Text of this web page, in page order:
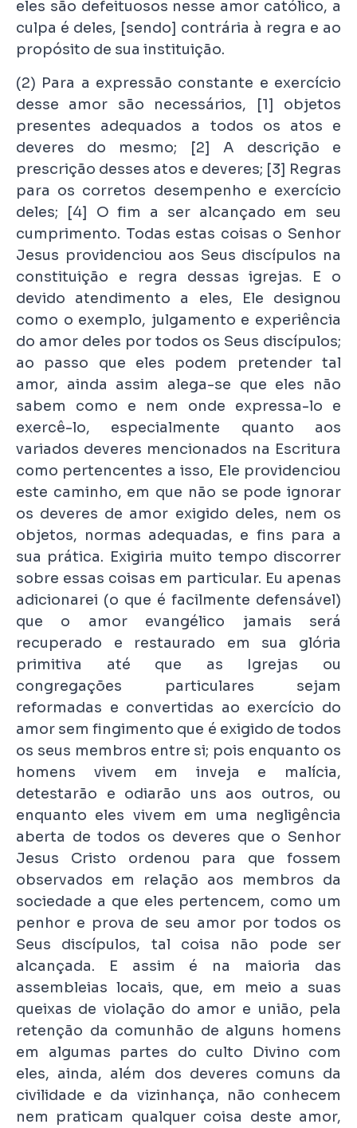
eles são defeituosos nesse amor católico, a
culpa é deles, [sendo] contrária à regra e ao
propósito de sua instituição.
(2) Para a expressão constante e exercício
desse amor são necessários, [1] objetos
presentes adequados a todos os atos e
deveres do mesmo; [2] A descrição e
prescrição desses atos e deveres; [3] Regras
para os corretos desempenho e exercício
deles; [4] O fim a ser alcançado em seu
cumprimento. Todas estas coisas o Senhor
Jesus providenciou aos Seus discípulos na
constituição e regra dessas igrejas. E o
devido atendimento a eles, Ele designou
como o exemplo, julgamento e experiência
do amor deles por todos os Seus discípulos;
ao passo que eles podem pretender tal
amor, ainda assim alega-se que eles não
sabem como e nem onde expressa-lo e
exercê-lo, especialmente quanto aos
variados deveres mencionados na Escritura
como pertencentes a isso, Ele providenciou
este caminho, em que não se pode ignorar
os deveres de amor exigido deles, nem os
objetos, normas adequadas, e fins para a
sua prática. Exigiria muito tempo discorrer
sobre essas coisas em particular. Eu apenas
adicionarei (o que é facilmente defensável)
que o amor evangélico jamais será
recuperado e restaurado em sua glória
primitiva até que as Igrejas ou
congregações particulares sejam
reformadas e convertidas ao exercício do
amor sem fingimento que é exigido de todos
os seus membros entre si; pois enquanto os
homens vivem em inveja e malícia,
detestarão e odiarão uns aos outros, ou
enquanto eles vivem em uma negligência
aberta de todos os deveres que o Senhor
Jesus Cristo ordenou para que fossem
observados em relação aos membros da
sociedade a que eles pertencem, como um
penhor e prova de seu amor por todos os
Seus discípulos, tal coisa não pode ser
alcançada. E assim é na maioria das
assembleias locais, que, em meio a suas
queixas de violação do amor e união, pela
retenção da comunhão de alguns homens
em algumas partes do culto Divino com
eles, ainda, além dos deveres comuns da
civilidade e da vizinhança, não conhecem
nem praticam qualquer coisa deste amor,